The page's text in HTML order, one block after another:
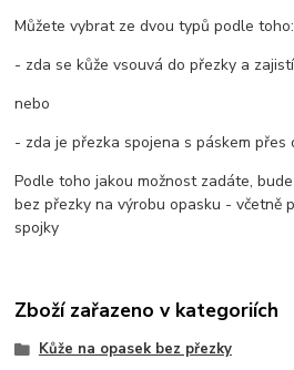
Můžete vybrat ze dvou typů podle toho:
- zda se kůže vsouvá do přezky a
nebo
- zda je přezka spojena s páskem přes
Podle toho jakou možnost zadáte,
bez přezky na výrobu opasku - včetně
spojky
Zboží zařazeno v kategoriích
Kůže na opasek bez přezky